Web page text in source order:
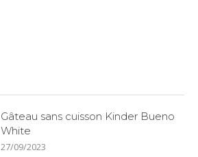
Gâteau sans cuisson Kinder Bueno
White
27/09/2023